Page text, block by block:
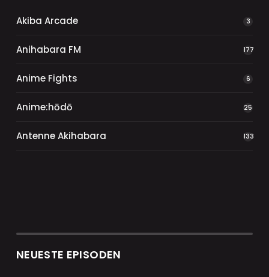
Akiba Arcade 3
Anihabara FM 177
Anime Fights 6
Anime:hōdō 25
Antenne Akihabara 133
NEUESTE EPISODEN